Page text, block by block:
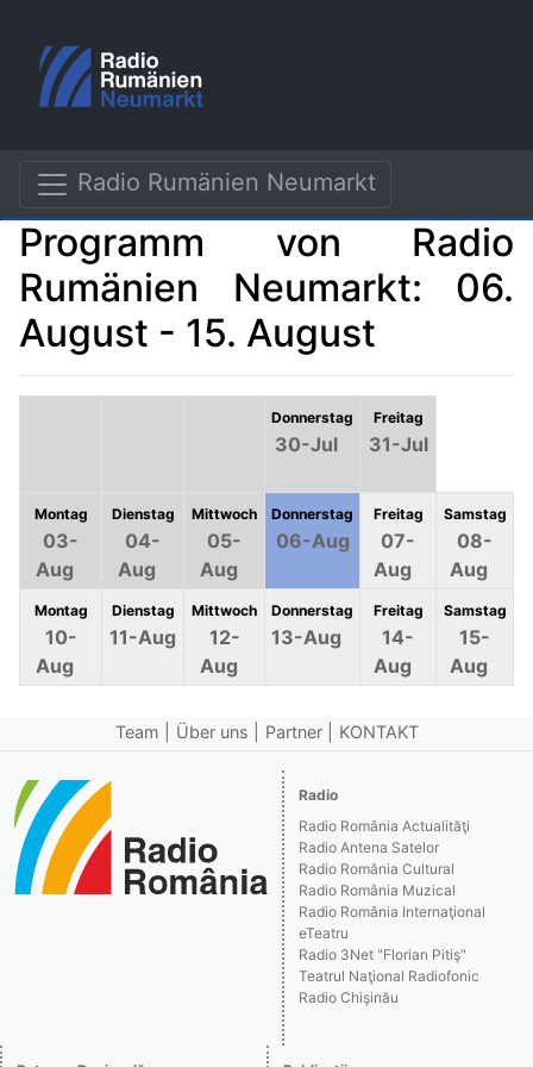
Radio Rumänien Neumarkt
Programm von Radio
Rumänien Neumarkt: 06.
August - 15. August
Donnerstag
30-Jul
Freitag
31-Jul
Montag
03-
Aug
Dienstag
04-
Aug
Mittwoch
05-
Aug
Donnerstag
06-Aug
Freitag
07-
Aug
Samstag
08-
Aug
Montag
10-
Aug
Dienstag
11-Aug
Mittwoch
12-
Aug
Donnerstag
13-Aug
Freitag
14-
Aug
Samstag
15-
Aug
Team Über uns Partner KONTAKT
Radio
Radio România Actualităţi
Radio Antena Satelor
Radio România Cultural
Radio România Muzical
Radio România Internaţional
eTeatru
Radio 3Net "Florian Pitiş"
Teatrul Naţional Radiofonic
Radio Chişinău